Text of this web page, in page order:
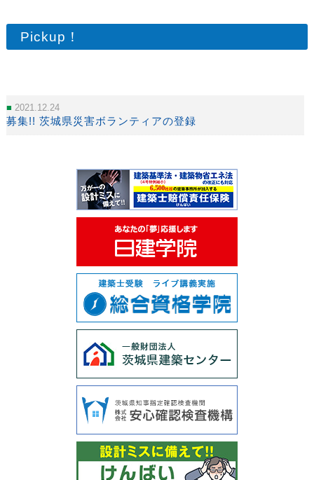
Pickup！
2021.12.24
募集!! 茨城県災害ボランティアの登録